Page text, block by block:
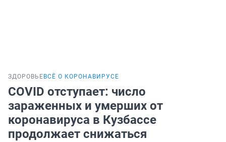
ЗДОРОВЬЕ ВСЁ О КОРОНАВИРУСЕ
COVID отступает: число
зараженных и умерших от
коронавируса в Кузбассе
продолжает снижаться